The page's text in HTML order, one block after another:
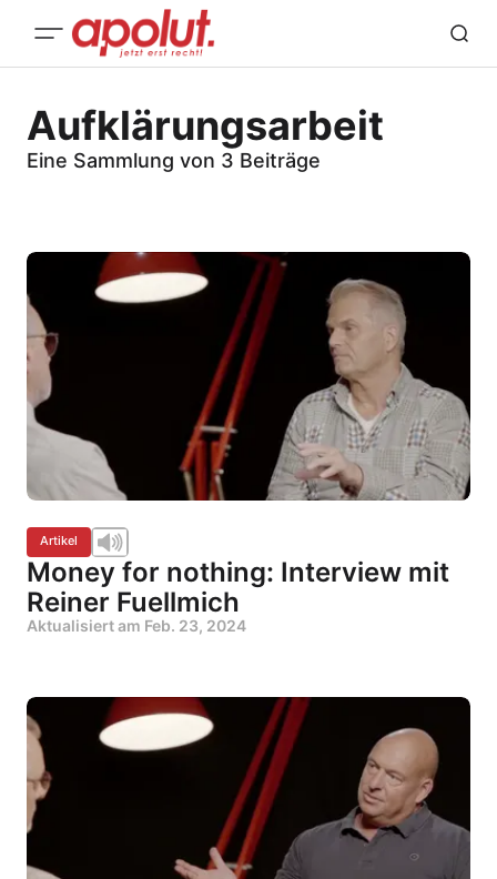
Aufklärungsarbeit
Eine Sammlung von 3 Beiträge
Artikel
Money for nothing: Interview mit
Reiner Fuellmich
Aktualisiert am Feb. 23, 2024